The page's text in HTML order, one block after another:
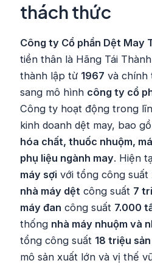
thách thức
Công ty Cổ phần Dệt May
tiền thân là Hãng Tái
thành lập từ 1967 và chính
sang mô hình công ty cổ
Công ty hoạt động trong
kinh doanh dệt may, bao
hóa chất, thuốc nhuộm,
phụ liệu ngành may. Hiện
máy sợi với tổng công suất
nhà máy dệt công suất 7
máy đan công suất 7.000
thống nhà máy nhuộm và
tổng công suất 18 triệu
mô sản xuất lớn và vị thế